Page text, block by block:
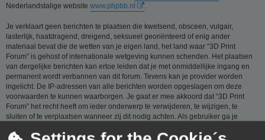
Nederlandstalige website www.phpbb.nl
Je verklaart geen berichten te plaatsen die kwetsend, obsceen, vulgair,
lasterlijk, haatdragend, dreigend, seksueel georiënteerd of enig ander
materiaal bevat die de wetten van je eigen land, het land waar “3D Print
Forum” is gehost of internationale wetgeving kunnen schenden. Het plaatsen
van dergelijke berichten kan ertoe leiden dat je met onmiddellijke ingang en
permanent wordt verbannen van dit forum. Tevens kan je provider worden
ingelicht. De IP-adressen van alle berichten worden opgeslagen om deze
voorwaarden te kunnen waarborgen. Je gaat er mee akkoord dat “3D Print
Forum” het recht heeft om ieder onderwerp te verwijderen, te wijzigen, te
sluiten of te verplaatsen wanneer zij dit nodig achten. Als gebruiker ga je
een database. Hoewel deze informatie niet aan een derde partij zal worden